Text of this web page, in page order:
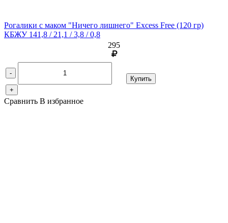
Рогалики с маком "Ничего лишнего" Excess Free (120 гр)
КБЖУ 141,8 / 21,1 / 3,8 / 0,8
295
-
+
Купить
Сравнить В избранное